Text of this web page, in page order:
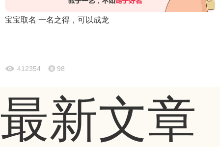
宝宝取名 一名之得，可以成龙
412354 98
最新文章